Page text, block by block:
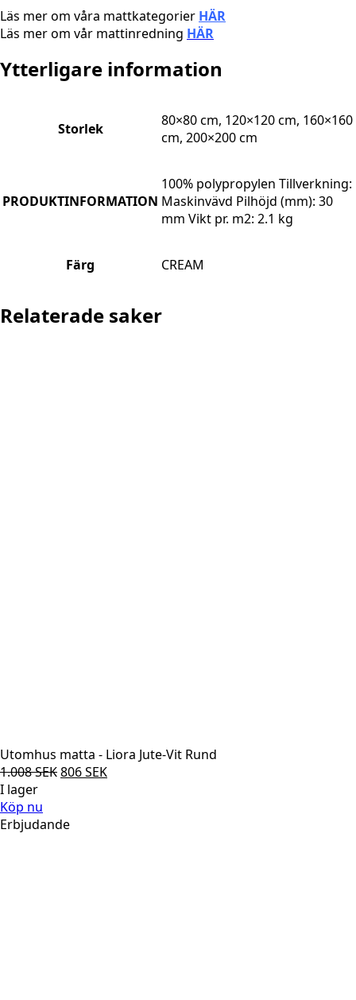
Läs mer om våra mattkategorier HÄR
Läs mer om vår mattinredning HÄR
Ytterligare information
Storlek
80×80 cm, 120×120 cm, 160×160
cm, 200×200 cm
PRODUKTINFORMATION
100% polypropylen Tillverkning:
Maskinvävd Pilhöjd (mm): 30
mm Vikt pr. m2: 2.1 kg
Färg CREAM
Relaterade saker
Utomhus matta - Liora Jute-Vit Rund
1.008SEKDet
var:
806SEKDet
I lager
Köp nu
Erbjudande